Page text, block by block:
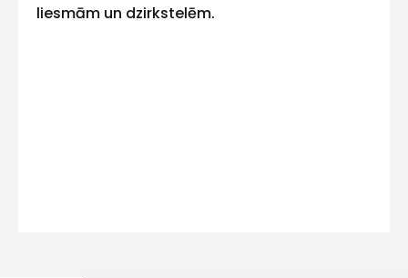
liesmām un dzirkstelēm.